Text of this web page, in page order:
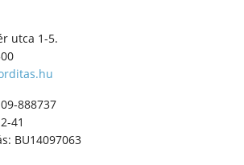
utca 1-5.
888737
41
BU14097063